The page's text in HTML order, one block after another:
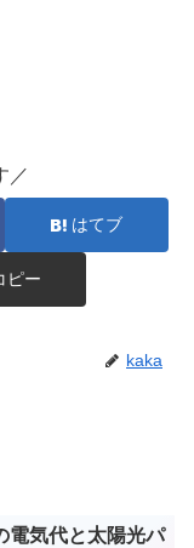
／
はてブ
ピー
kaka
電気代と太陽光パ